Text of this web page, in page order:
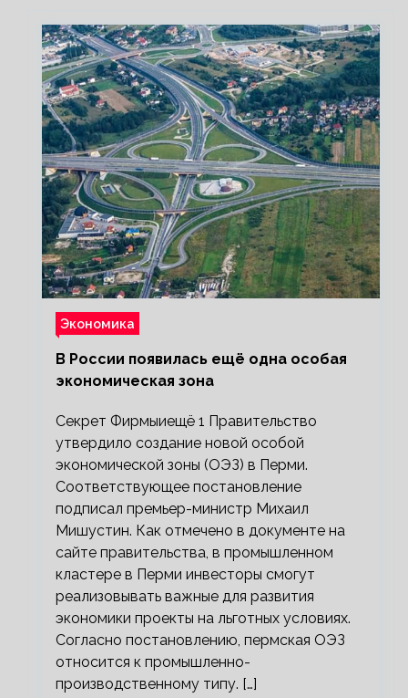
Экономика
В России появилась ещё одна особая
экономическая зона
Секрет Фирмыиещё 1 Правительство
утвердило создание новой особой
экономической зоны (ОЭЗ) в Перми.
Соответствующее постановление
подписал премьер-министр Михаил
Мишустин. Как отмечено в документе на
сайте правительства, в промышленном
кластере в Перми инвесторы смогут
реализовывать важные для развития
экономики проекты на льготных условиях.
Согласно постановлению, пермская ОЭЗ
относится к промышленно-
производственному типу. […]